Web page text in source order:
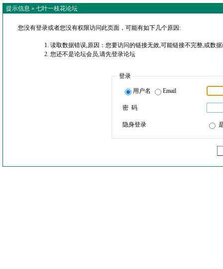
提示信息 » 七叶一枝花论坛
您没有登录或者您没有权限访问此页面，可能有如下几个原因:
读取数据错误,原因：您要访问的链接无效,可能链接不完整,或数
您还不是论坛会员,请先登录论坛
登录
用户名 Email
密 码
隐身登录